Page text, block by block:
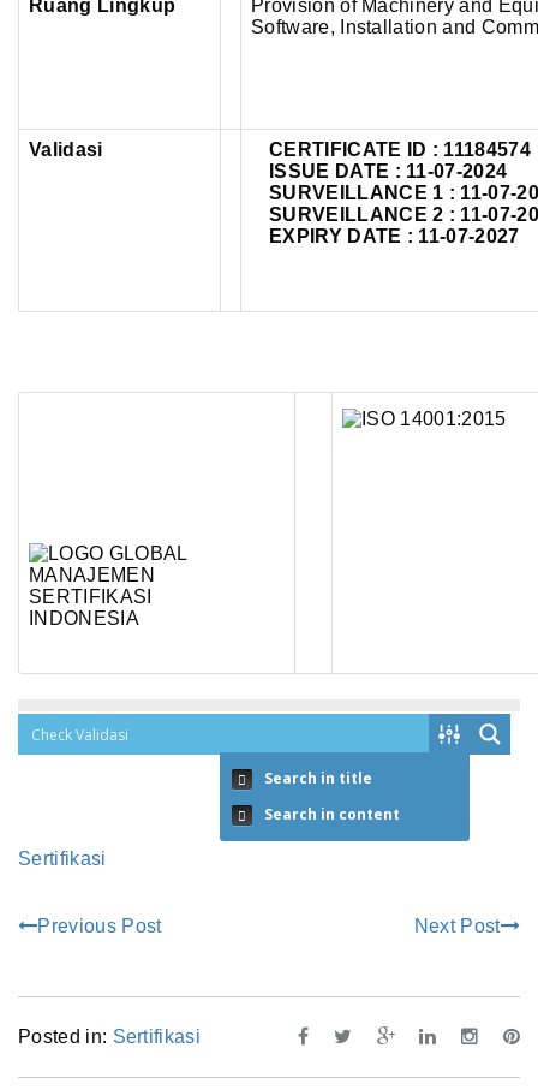
Ruang Lingkup
Provision of Machinery and
Software, Installation and
Validasi CERTIFICATE ID : 11184574
ISSUE DATE : 11-07-2024
SURVEILLANCE 1 : 11-07-
SURVEILLANCE 2 : 11-07-
EXPIRY DATE : 11-07-2027
Sertifikasi
Previous Post Next Post
Posted in: Sertifikasi
Search in title
Search in content